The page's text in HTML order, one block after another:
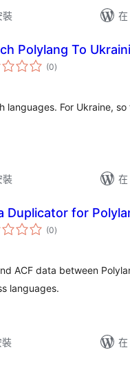
裝
Polylang To
(0總
評)
languages. For Ukraine,
裝
Duplicator for
(0總
評)
ACF data between
languages.
裝